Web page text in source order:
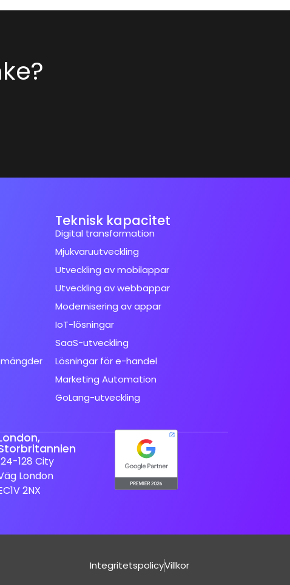
Teknisk kapacitet
Digital transformation
Mjukvaruutveckling
Utveckling av mobilappar
Utveckling av webbappar
Modernisering av appar
IoT-lösningar
SaaS-utveckling
Lösningar för e-handel
Marketing Automation
GoLang-utveckling
128 City
London
2NX
IntegritetspolicyVillkor